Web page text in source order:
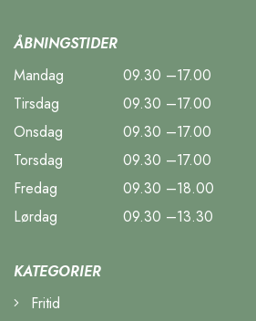
ÅBNINGSTIDER
Mandag
09.30 –17.00
Tirsdag
09.30 –17.00
Onsdag
09.30 –17.00
Torsdag
09.30 –17.00
Fredag
09.30 –18.00
Lørdag
09.30 –13.30
KATEGORIER
Fritid